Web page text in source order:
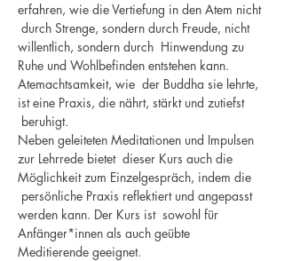
erfahren, wie die Vertiefung in den Atem nicht
durch Strenge, sondern durch Freude, nicht
willentlich, sondern durch  Hinwendung zu
Ruhe und Wohlbefinden entstehen kann.
Atemachtsamkeit, wie  der Buddha sie lehrte,
ist eine Praxis, die nährt, stärkt und zutiefst
beruhigt.
Neben geleiteten Meditationen und Impulsen
zur Lehrrede bietet  dieser Kurs auch die
Möglichkeit zum Einzelgespräch, indem die
persönliche Praxis reflektiert und angepasst
werden kann. Der Kurs ist  sowohl für
Anfänger*innen als auch geübte
Meditierende geeignet.